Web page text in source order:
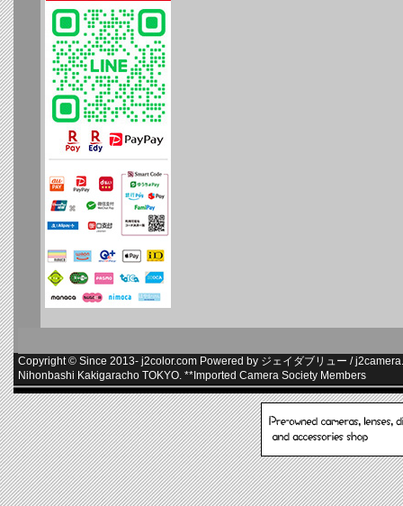
Copyright © Since 2013- j2color.com Powered by ジェイダブリュー /
Nihonbashi Kakigaracho TOKYO. ** Imported Camera Society Members